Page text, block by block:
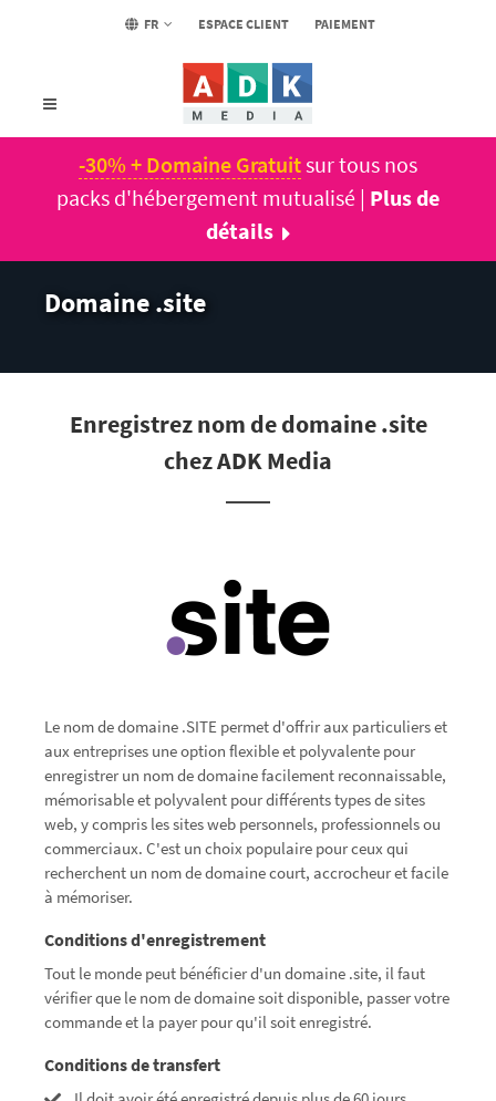
FR ESPACE CLIENT PAIEMENT
-30% + Domaine Gratuitsur tous nos
packs d'hébergement mutualisé | Plus de
détails
Domaine .site
Enregistrez nom de domaine .site
chez ADK Media
Le nom de domaine .SITE permet d'offrir aux particuliers et
aux entreprises une option flexible et polyvalente pour
enregistrer un nom de domaine facilement reconnaissable,
mémorisable et polyvalent pour différents types de sites
web, y compris les sites web personnels, professionnels ou
commerciaux. C'est un choix populaire pour ceux qui
recherchent un nom de domaine court, accrocheur et facile
à mémoriser.
Conditions d'enregistrement
Tout le monde peut bénéficier d'un domaine .site, il faut
vérifier que le nom de domaine soit disponible, passer votre
commande et la payer pour qu'il soit enregistré.
Conditions de transfert